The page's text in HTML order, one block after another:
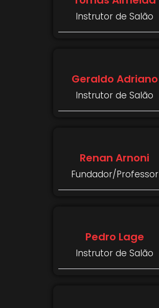
Instrutor de Salão
Geraldo Adriano
Instrutor de Salão
Renan Arnoni
Fundador/Professor
Pedro Lage
Instrutor de Salão